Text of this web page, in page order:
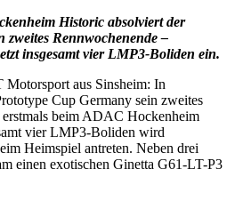
Historic absolviert der
zweites Rennwochenende –
insgesamt vier LMP3-Boliden ein.
aus Sinsheim: In
Cup Germany sein zweites
beim ADAC Hockenheim
vier LMP3-Boliden wird
Heimspiel antreten. Neben drei
einen exotischen Ginetta G61-LT-P3